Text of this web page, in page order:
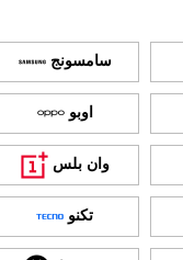
سامسونج
اوبو
وان بلس
تكنو